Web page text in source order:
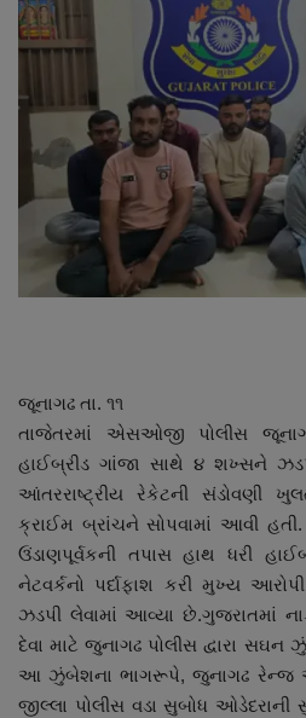
About Author
Dipotsav Special
આંતરરાષ્ટ્રીય
રાષ્ટ્રીય
Support US
બજારના સમાચાર
નાણાંકીય સમાચાર
સ્થાનિક સમાચાર
સ્પોર્ટ્સ
જૂનાગઢ તા. ૧૧
તાજેતરમાં એસઓજી પોલીસ જૂનાગઢ
હાઈબ્રીડ ગાંજા સાથે ૪ શખ્સને
આંતરરાષ્ટ્રીય રેકેટની સંડોવણી
ક્રાઈમ બ્રાંચને સોપવામાં આવી હતી.
ઉંડાણપૂર્વકની તપાસ હાથ ધરી
નેટવર્કનો પર્દાફાશ કરી મુખ્ય
ઝડપી લેવામાં આવ્યા છે.ગુજરાતમાં
દેવા માટે જુનાગઢ પોલીસ દ્વારા
આ ઝુંબેશના ભાગરૂપે, જુનાગઢ રેન્જ
જીલ્લા પોલીસ વડા સુબોધ ઓડેદરાની